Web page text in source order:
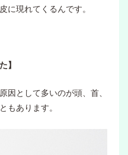
に現れてくるんです。
】
因として多いのが頭、首、
もあります。